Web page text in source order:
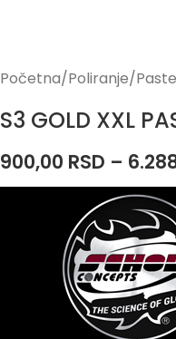
Početna/Poliranje/Paste
S3 GOLD XXL
900,00 RSD –